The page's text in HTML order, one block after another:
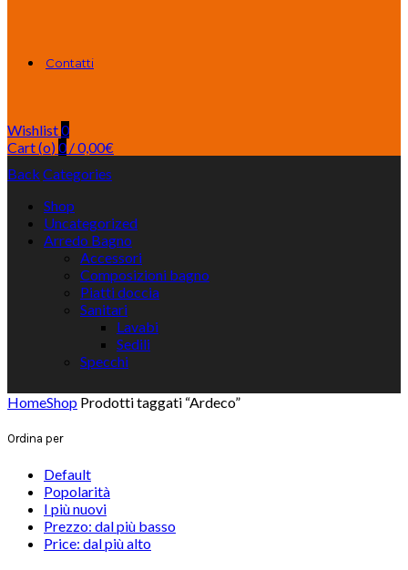
Contatti
Wishlist0
Cart (o)0 /0,00€
Back Categories
Shop
Uncategorized
Arredo Bagno
Accessori
Composizioni bagno
Piatti doccia
Sanitari
Lavabi
Sedili
Specchi
HomeShop Prodotti taggati “Ardeco”
Ordina per
Default
Popolarità
I più nuovi
Prezzo: dal più basso
Price: dal più alto